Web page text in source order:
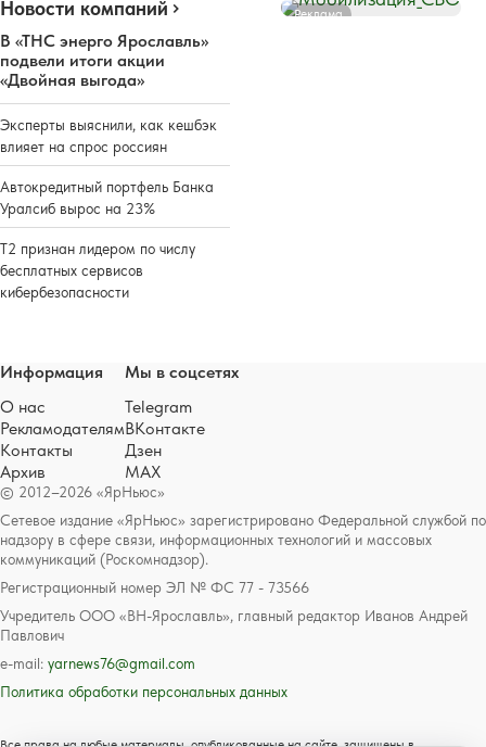
Новости компаний
В «ТНС энерго Ярославль»
подвели итоги акции
«Двойная выгода»
Эксперты выяснили, как кешбэк
влияет на спрос россиян
Автокредитный портфель Банка
Уралсиб вырос на 23%
Т2 признан лидером по числу
бесплатных сервисов
кибербезопасности
Реклама
© 2012–2026 «ЯрНьюс»
Сетевое издание «ЯрНьюс» зарегистрировано Федеральной службой по
надзору в сфере связи, информационных технологий и массовых
коммуникаций (Роскомнадзор).
Регистрационный номер ЭЛ № ФС 77 - 73566
Учредитель ООО «ВН-Ярославль», главный редактор Иванов Андрей
Павлович
e-mail: yarnews76@gmail.com
Политика обработки персональных данных
Информация
О нас
Рекламодателям
Контакты
Архив
Мы в соцсетях
Telegram
ВКонтакте
Дзен
MAX